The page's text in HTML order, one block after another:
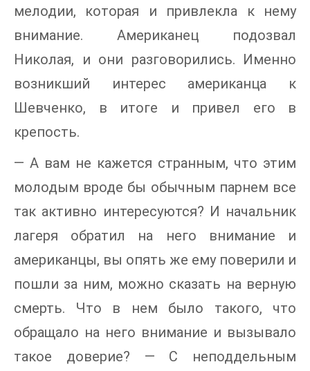
мелодии, которая и привлекла к нему
внимание. Американец подозвал
Николая, и они разговорились. Именно
возникший интерес американца к
Шевченко, в итоге и привел его в
крепость.
— А вам не кажется странным, что этим
молодым вроде бы обычным парнем все
так активно интересуются? И начальник
лагеря обратил на него внимание и
американцы, вы опять же ему поверили и
пошли за ним, можно сказать на верную
смерть. Что в нем было такого, что
обращало на него внимание и вызывало
такое доверие? — С неподдельным